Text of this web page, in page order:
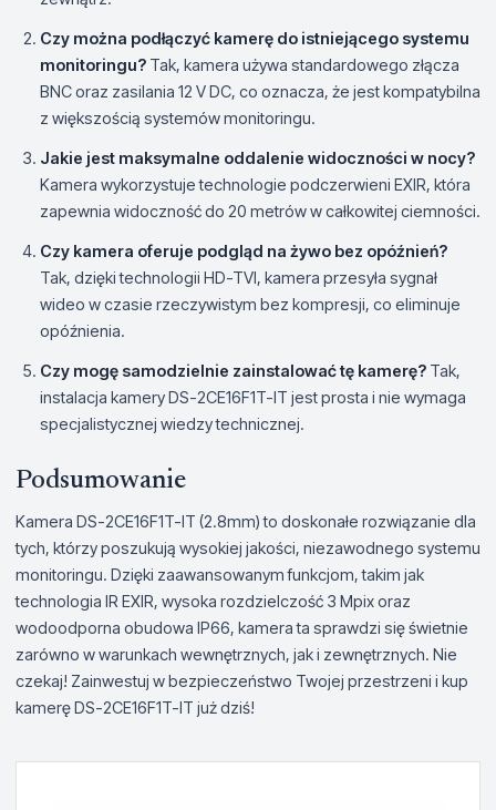
Czy można podłączyć kamerę do istniejącego systemu
monitoringu? Tak, kamera używa standardowego złącza
BNC oraz zasilania 12 V DC, co oznacza, że jest kompatybilna
z większością systemów monitoringu.
Jakie jest maksymalne oddalenie widoczności w nocy?
Kamera wykorzystuje technologie podczerwieni EXIR, która
zapewnia widoczność do 20 metrów w całkowitej ciemności.
Czy kamera oferuje podgląd na żywo bez opóźnień?
Tak, dzięki technologii HD-TVI, kamera przesyła sygnał
wideo w czasie rzeczywistym bez kompresji, co eliminuje
opóźnienia.
Czy mogę samodzielnie zainstalować tę kamerę? Tak,
instalacja kamery DS-2CE16F1T-IT jest prosta i nie wymaga
specjalistycznej wiedzy technicznej.
Podsumowanie
Kamera DS-2CE16F1T-IT (2.8mm) to doskonałe rozwiązanie dla
tych, którzy poszukują wysokiej jakości, niezawodnego systemu
monitoringu. Dzięki zaawansowanym funkcjom, takim jak
technologia IR EXIR, wysoka rozdzielczość 3 Mpix oraz
wodoodporna obudowa IP66, kamera ta sprawdzi się świetnie
zarówno w warunkach wewnętrznych, jak i zewnętrznych. Nie
czekaj! Zainwestuj w bezpieczeństwo Twojej przestrzeni i kup
kamerę DS-2CE16F1T-IT już dziś!